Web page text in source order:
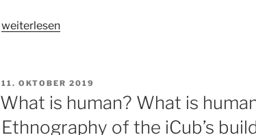
„Phänomenologie
weiterlesen
VERÖFFENTLICHT
AM
11. OKTOBER 2019
What is human? What is
Ethnography of the iCub’s